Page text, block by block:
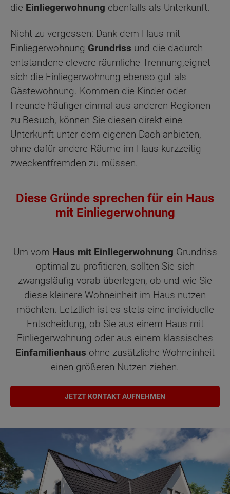
die Einliegerwohnung ebenfalls als Unterkunft.
Nicht zu vergessen: Dank dem Haus mit
Einliegerwohnung Grundriss und die dadurch
entstandene clevere räumliche Trennung,eignet
sich die Einliegerwohnung ebenso gut als
Gästewohnung. Kommen die Kinder oder
Freunde häufiger einmal aus anderen Regionen
zu Besuch, können Sie diesen direkt eine
Unterkunft unter dem eigenen Dach anbieten,
ohne dafür andere Räume im Haus kurzzeitig
zweckentfremden zu müssen.
Diese Gründe sprechen für ein Haus
mit Einliegerwohnung
Um vom Haus mit Einliegerwohnung Grundriss
optimal zu profitieren, sollten Sie sich
zwangsläufig vorab überlegen, ob und wie Sie
diese kleinere Wohneinheit im Haus nutzen
möchten. Letztlich ist es stets eine individuelle
Entscheidung, ob Sie aus einem Haus mit
Einliegerwohnung oder aus einem klassisches
Einfamilienhaus ohne zusätzliche Wohneinheit
einen größeren Nutzen ziehen.
JETZT KONTAKT AUFNEHMEN